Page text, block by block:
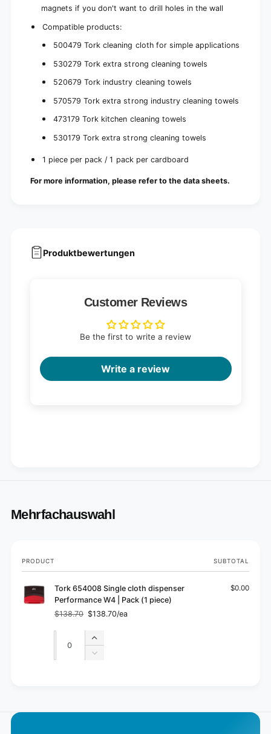
magnets if you don't want to drill holes in the wall
Compatible products:
500479 Tork cleaning cloth for simple applications
530279 Tork extra strong cleaning towels
520679 Tork industry cleaning towels
570579 Tork extra strong industry cleaning towels
473179 Tork kitchen cleaning towels
530179 Tork extra strong cleaning towels
1 piece per pack / 1 pack per cardboard
For more information, please refer to the data sheets.
Produktbewertungen
Customer Reviews
Be the first to write a review
Write a review
Mehrfachauswahl
Your
cart
PRODUCT SUBTOTAL
Tork 654008 Single cloth dispenser
Performance W4 | Pack (1 piece)
Regular
price
$138.70
Sale
price
$138.70/ea
$0.00
Quantity
Increase
quantity
Decrease
a